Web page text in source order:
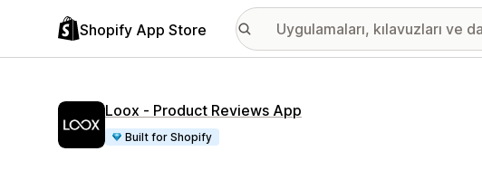
Shopify App Store
Loox ‑ Product Reviews App
Built for Shopify